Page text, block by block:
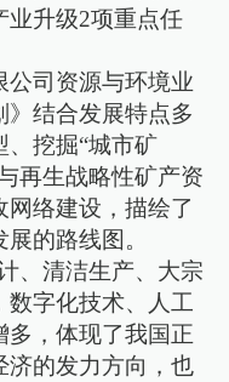
业升级2项重点任
公司资源与环境业
结合发展特点多
、挖掘“城市矿
再生战略性矿产资
络建设，描绘了
的路线图。
、清洁生产、大宗
数字化技术、人工
多，体现了我国正
济的发力方向，也